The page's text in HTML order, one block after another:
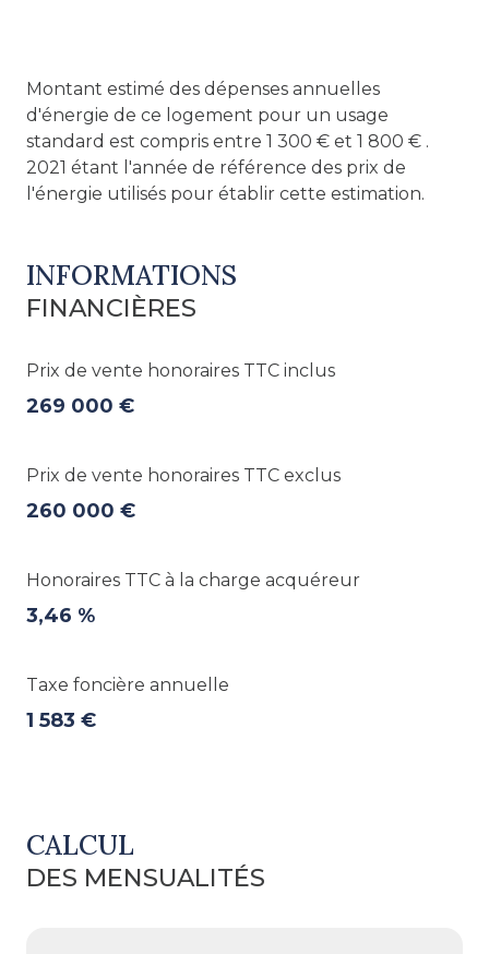
Montant estimé des dépenses annuelles
d'énergie de ce logement pour un usage
standard est compris entre 1 300 € et 1 800 € .
2021 étant l'année de référence des prix de
l'énergie utilisés pour établir cette estimation.
INFORMATIONS
FINANCIÈRES
Prix de vente honoraires TTC inclus
269 000 €
Prix de vente honoraires TTC exclus
260 000 €
Honoraires TTC à la charge acquéreur
3,46 %
Taxe foncière annuelle
1 583 €
CALCUL
DES MENSUALITÉS